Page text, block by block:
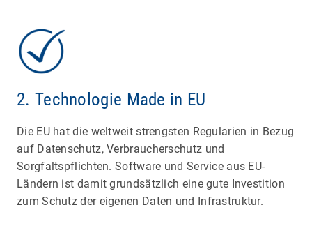
2. Technologie Made in EU
Die EU hat die weltweit strengsten Regularien in Bezug
auf Datenschutz, Verbraucherschutz und
Sorgfaltspflichten. Software und Service aus EU-
Ländern ist damit grundsätzlich eine gute Investition
zum Schutz der eigenen Daten und Infrastruktur.